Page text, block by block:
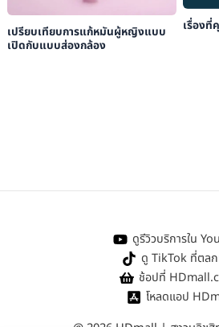
เปรียบเทียบการแก้หมันผู้หญิงแบบ
เปิดกับแบบส่องกล้อง
เรื่องที่
ดูรีวิวบริการใน
ดู TikTok ที่ตล
ช้อปที่
โหลดแอป